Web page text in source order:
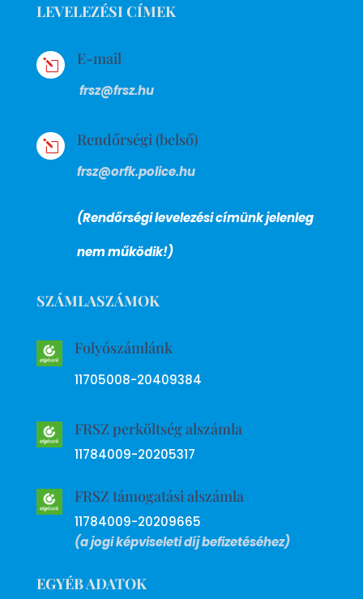
LEVELEZÉSI CÍMEK
l E-mail
frsz@frsz.hu
l Rendőrségi (belső)
frsz@orfk.police.hu
(Rendőrségi levelezési címünk jelenleg
nem működik!)
SZÁMLASZÁMOK
Folyószámlánk
11705008-20409384
FRSZ perköltség alszámla
11784009-20205317
FRSZ támogatási alszámla
11784009-20209665
(a jogi képviseleti díj befizetéséhez)
EGYÉB ADATOK